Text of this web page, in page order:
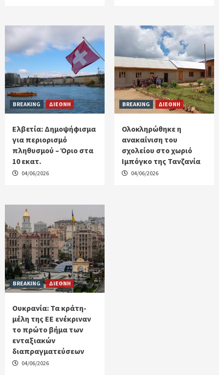
BREAKING ΔΙΕΘΝΗ
Ελβετία: Δημοψήφισμα
για περιορισμό
πληθυσμού – Όριο στα
10 εκατ.
04/06/2026
BREAKING ΔΙΕΘΝΗ
Ολοκληρώθηκε η
ανακαίνιση του
σχολείου στο χωριό
Ιμπόγκο της Τανζανία
04/06/2026
BREAKING ΔΙΕΘΝΗ
Ουκρανία: Τα κράτη-
μέλη της ΕΕ ενέκριναν
το πρώτο βήμα των
ενταξιακών
διαπραγματεύσεων
04/06/2026